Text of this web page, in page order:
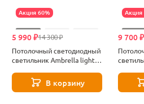
Акция 60%
14 300 ₽
5 990 ₽
Потолочный светодиодный
светильник Ambrella light
В корзину
Акция
9 700 ₽